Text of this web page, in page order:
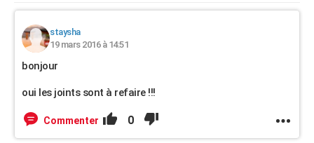
staysha
19 mars 2016 à 14:51
bonjour
oui les joints sont à refaire !!!
Commenter 0